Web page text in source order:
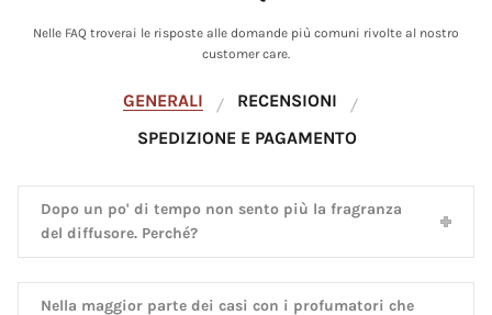
Nelle FAQ troverai le risposte alle domande più comuni rivolte al nostro
customer care.
GENERALI
RECENSIONI
SPEDIZIONE E PAGAMENTO
Dopo un po' di tempo non sento più la fragranza
del diffusore. Perché?
Nella maggior parte dei casi con i profumatori che